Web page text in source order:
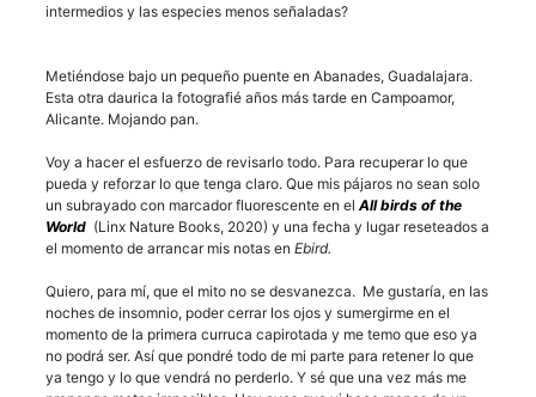
intermedios y las especies menos señaladas?
Metiéndose bajo un pequeño puente en Abanades, Guadalajara.
Esta otra daurica la fotografié años más tarde en Campoamor,
Alicante. Mojando pan.
Voy a hacer el esfuerzo de revisarlo todo. Para recuperar lo que
pueda y reforzar lo que tenga claro. Que mis pájaros no sean solo
un subrayado con marcador fluorescente en el All birds of the
World (Linx Nature Books, 2020) y una fecha y lugar reseteados a
el momento de arrancar mis notas en Ebird.
Quiero, para mí, que el mito no se desvanezca. Me gustaría, en las
noches de insomnio, poder cerrar los ojos y sumergirme en el
momento de la primera curruca capirotada y me temo que eso ya
no podrá ser. Así que pondré todo de mi parte para retener lo que
ya tengo y lo que vendrá no perderlo. Y sé que una vez más me